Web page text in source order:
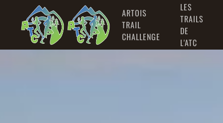
Accéder au contenu principal
ARTOIS
TRAIL
CHALLENGE
LES
TRAILS
DE
L'ATC